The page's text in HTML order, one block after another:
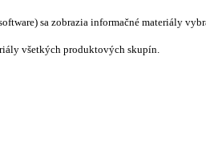
sa zobrazia informačné materiály
všetkých produktových skupín.